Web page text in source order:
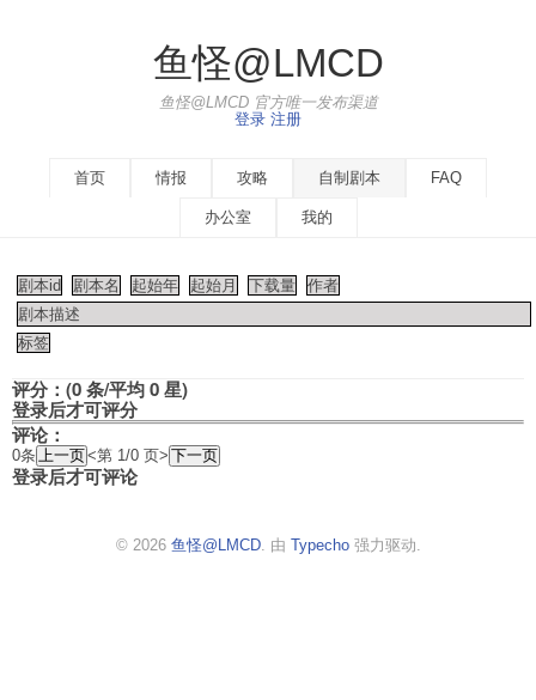
鱼怪@LMCD
鱼怪@LMCD 官方唯一发布渠道
登录 注册
首页 情报 攻略 自制剧本 FAQ
办公室 我的
剧本id 剧本名 起始年 起始月 下载量
作者
剧本描述
标签
评分：(0 条/平均 0 星)
登录后才可评分
评论：
0条 <第 1/0 页>
登录后才可评论
© 2026 鱼怪@LMCD. 由 Typecho强力驱动.